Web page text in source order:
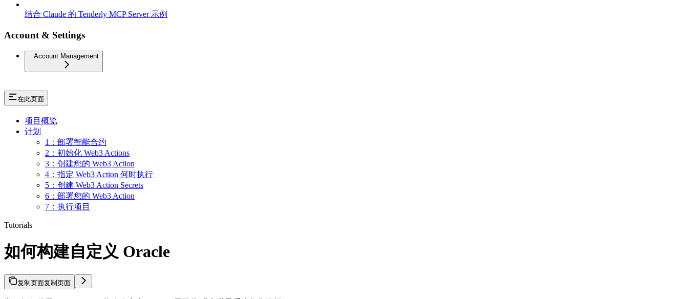
结合 Claude 的 Tenderly MCP Server 示例
Account & Settings
Account Management
在此页面
项目概览
计划
1：部署智能合约
2：初始化 Web3 Actions
3：创建您的 Web3 Action
4：指定 Web3 Action 何时执行
5：创建 Web3 Action Secrets
6：部署您的 Web3 Action
7：执行项目
Tutorials
如何构建自定义 Oracle
复制页面复制页面